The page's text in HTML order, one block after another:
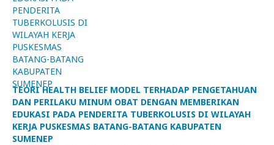
TEORI HEALTH BELIEF MODEL TERHADAP PENGETAHUAN
DAN PERILAKU MINUM OBAT DENGAN MEMBERIKAN
EDUKASI PADA PENDERITA TUBERKOLUSIS DI WILAYAH
KERJA PUSKESMAS BATANG-BATANG KABUPATEN
SUMENEP